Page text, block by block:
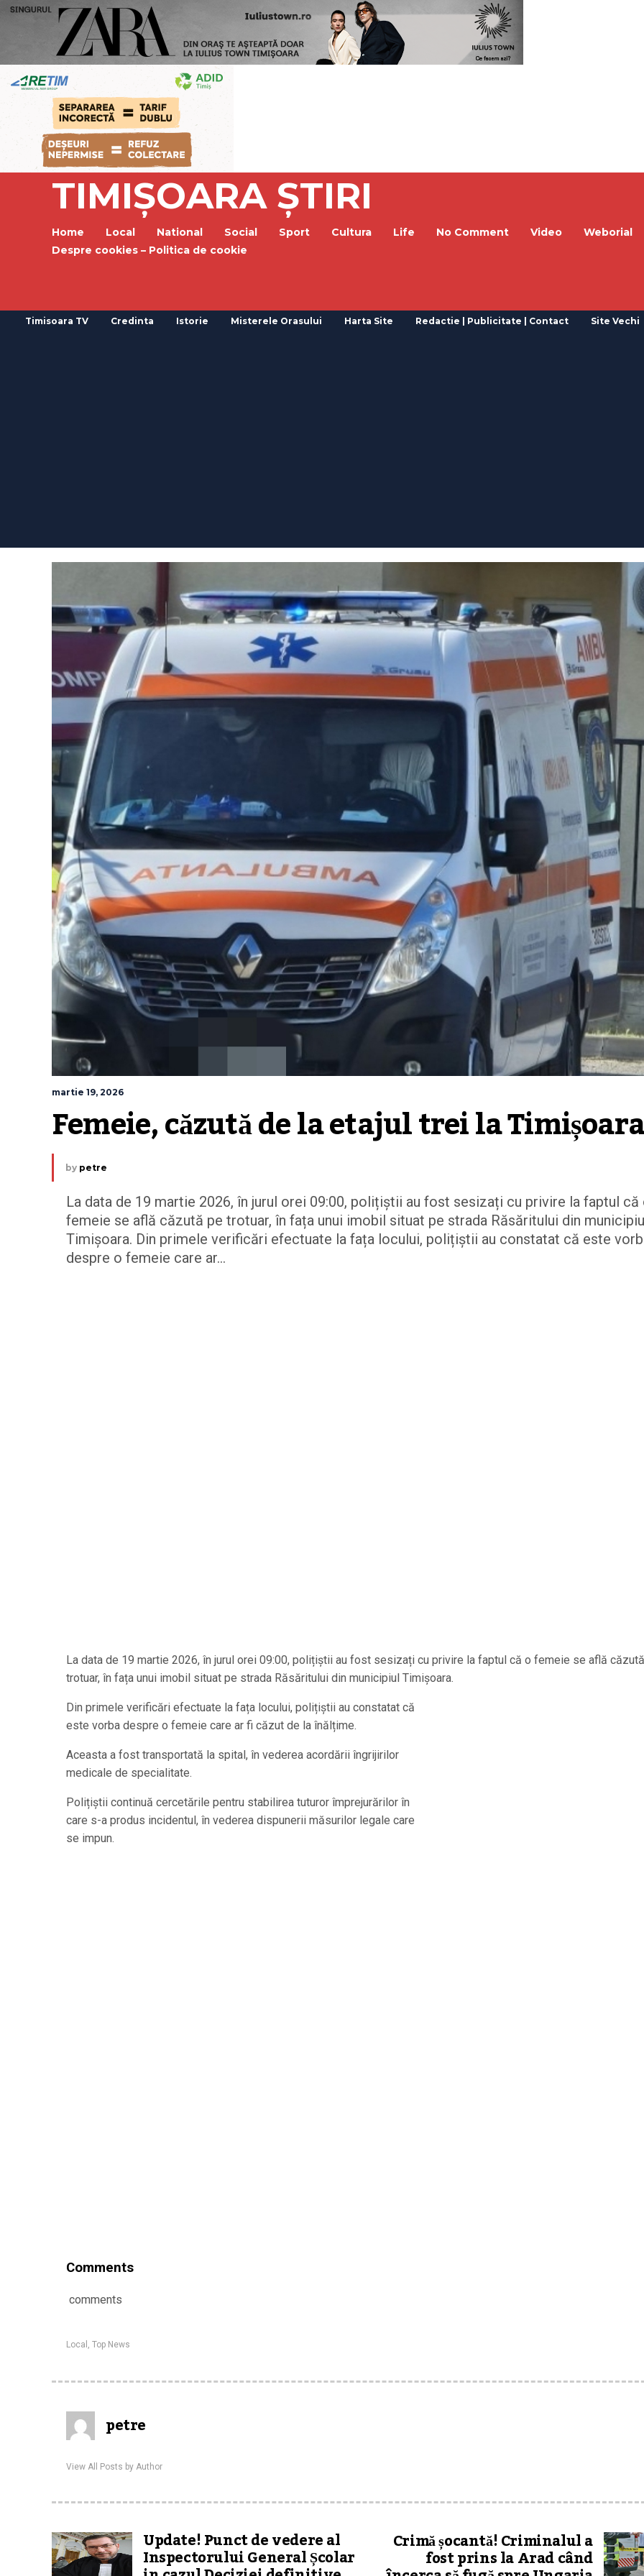
TIMIȘOARA ȘTIRI
Home Local National Social Sport Cultura Life No Comment Video
Weborial
Despre cookies – Politica de cookie
Timisoara TV Credinta Istorie Misterele Orasului Harta Site Redactie | Publicitate | Contact Site Vechi
martie 19, 2026
Femeie, căzută de la etajul trei la Timișoara
by petre
La data de 19 martie 2026, în jurul orei 09:00, polițiștii au fost sesizați cu privire la faptul că
femeie se află căzută pe trotuar, în fața unui imobil situat pe strada Răsăritului din
Timișoara. Din primele verificări efectuate la fața locului, polițiștii au constatat că este
despre o femeie care ar...
La data de 19 martie 2026, în jurul orei 09:00, polițiștii au fost sesizați cu privire la faptul că o femeie se află
trotuar, în fața unui imobil situat pe strada Răsăritului din municipiul Timișoara.
Din primele verificări efectuate la fața locului, polițiștii au constatat că
este vorba despre o femeie care ar fi căzut de la înălțime.
Aceasta a fost transportată la spital, în vederea acordării îngrijirilor
medicale de specialitate.
Polițiștii continuă cercetările pentru stabilirea tuturor împrejurărilor în
care s-a produs incidentul, în vederea dispunerii măsurilor legale care
se impun.
Comments
comments
Local , Top News
petre
View All Posts by Author
Update! Punct de vedere al
Inspectorului General Școlar
Crimă șocantă! Criminalul a
fost prins la Arad când